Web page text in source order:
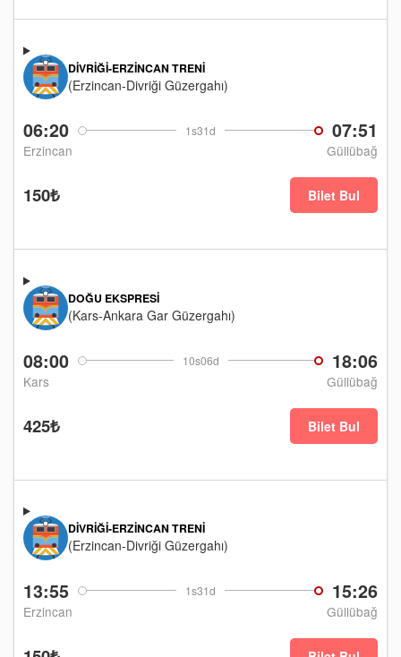
06:20 1s31d 07:51
Erzincan Güllübağ
DIVRIĞI-ERZINCAN TRENI
(Erzincan-Divriği Güzergahı)
150₺ Bilet Bul
08:00 10s06d 18:06
Kars Güllübağ
DOĞU EKSPRESI
(Kars-Ankara Gar Güzergahı)
425₺ Bilet Bul
13:55 1s31d 15:26
Erzincan Güllübağ
DIVRIĞI-ERZINCAN TRENI
(Erzincan-Divriği Güzergahı)